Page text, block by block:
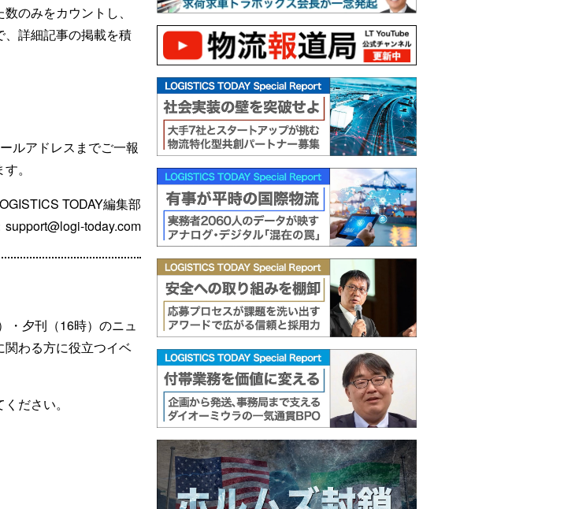
のみをカウントし、
詳細記事の掲載を積
ルアドレスまでご一報
。
TODAY編集部
support@logi-today.com
・夕刊（16時）のニュ
わる方に役立つイベ
ださい。